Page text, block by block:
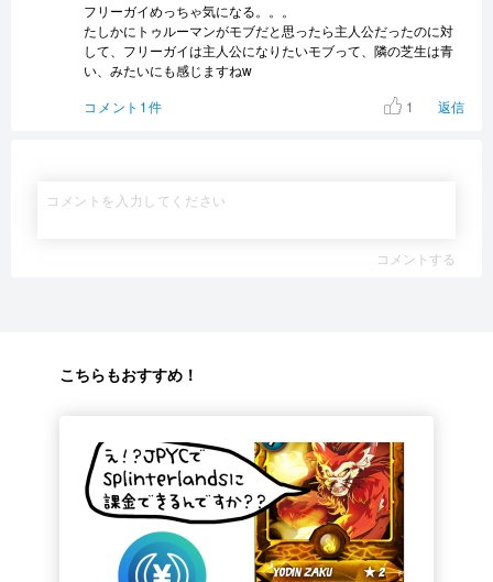
フリーガイめっちゃ気になる。。。
たしかにトゥルーマンがモブだと思ったら主人公だったのに対
して、フリーガイは主人公になりたいモブって、隣の芝生は青
い、みたいにも感じますねw
コメント1件
1 返信
コメントする
こちらもおすすめ！